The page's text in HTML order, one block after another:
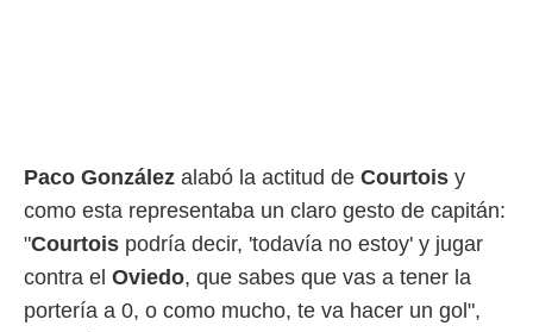
de
Paco González alabó la actitud de Courtois y
como esta representaba un claro gesto de capitán:
"Courtois podría decir, 'todavía no estoy' y jugar
contra el Oviedo, que sabes que vas a tener la
portería a 0, o como mucho, te va hacer un gol",